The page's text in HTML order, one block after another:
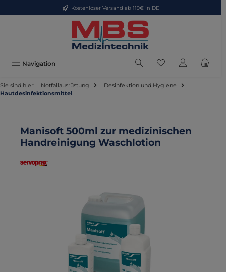
Zum Hauptinhalt springenKostenloser Versand ab 119€ in DE
Navigation Du hast 0
Sie sind hier: Notfallausrüstung
Desinfektion und Hygiene
Hautdesinfektionsmittel
Manisoft 500ml zur medizinischen
Handreinigung Waschlotion